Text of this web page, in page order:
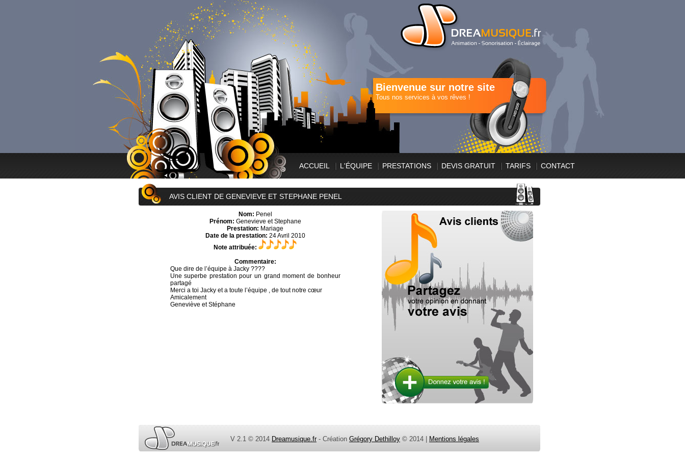
Bienvenue sur notre site
Tous nos services à vos rêves !
ACCUEIL L'ÉQUIPE PRESTATIONS DEVIS GRATUIT TARIFS CONTACT
AVIS CLIENT DE GENEVIEVE ET STEPHANE PENEL
Nom: Penel
Prénom: Genevieve et Stephane
Prestation: Mariage
Date de la prestation: 24 Avril 2010
Note attribuée:
Commentaire:
Que dire de l’équipe à Jacky ????
Une superbe prestation pour un grand moment de bonheur
partagé
Merci a toi Jacky et a toute l’équipe , de tout notre cœur
Amicalement
Geneviève et Stéphane
V 2.1 © 2014 Dreamusique.fr- Création Grégory Dethilloy © 2014 | Mentions légales